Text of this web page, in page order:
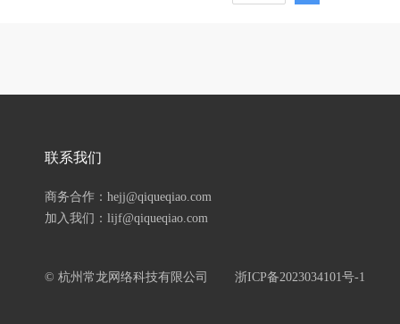
联系我们
商务合作：hejj@qiqueqiao.com
加入我们：lijf@qiqueqiao.com
© 杭州常龙网络科技有限公司 浙ICP备2023034101号-1